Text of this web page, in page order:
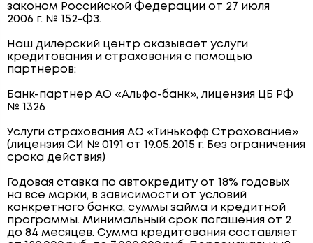
законом Российской Федерации от 27 июля
2006 г. № 152-ФЗ.
Наш дилерский центр оказывает услуги
кредитования и страхования с помощью
партнеров:
Банк-партнер АО «Альфа-банк», лицензия ЦБ РФ
№ 1326
Услуги страхования АО «Тинькофф Страхование»
(лицензия СИ № 0191 от 19.05.2015 г. Без ограничения
срока действия)
Годовая ставка по автокредиту от 18% годовых
на все марки, в зависимости от условий
конкретного банка, суммы займа и кредитной
программы. Минимальный срок погашения от 2
до 84 месяцев. Сумма кредитования составляет